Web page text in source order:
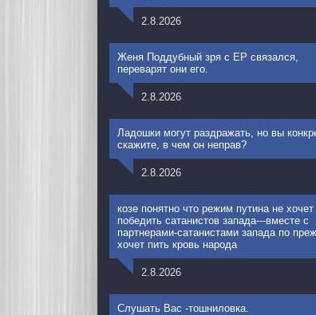
2.8.2026
Женя Поддубный зря с ЕР связался,
переварят они его.
2.8.2026
Ладошки могут раздражать, но вы
скажите, в чем он неправ?
2.8.2026
козе понятно что режим путина не хочет
победить сатанистов запада---вместе с
партнерами-сатанистами запада по
хочет пить кровь народа
2.8.2026
Слушать Вас -тошниловка.